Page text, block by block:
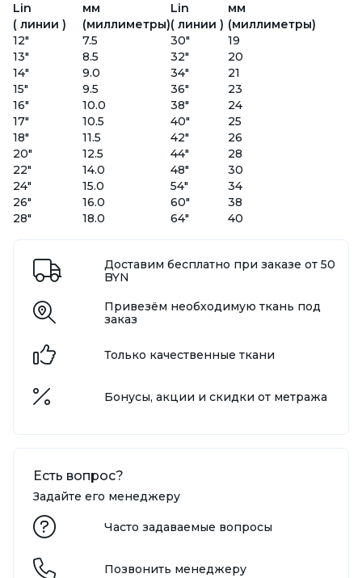
Lin
мм Lin
мм
( линии )
(миллиметры)( линии ) (миллиметры)
12"
7.5 30"
19
13"
8.5 32"
20
14"
9.0 34"
21
15"
9.5 36"
23
16"
10.0 38"
24
17"
10.5 40"
25
18"
11.5 42"
26
20"
12.5 44"
28
22"
14.0 48"
30
24"
15.0 54"
34
26"
16.0 60"
38
28"
18.0 64" 40
Доставим бесплатно при заказе от 50
BYN
Привезём необходимую ткань под
заказ
Только качественные ткани
Бонусы, акции и скидки от метража
Есть вопрос?
Задайте его менеджеру
Часто задаваемые вопросы
Позвонить менеджеру